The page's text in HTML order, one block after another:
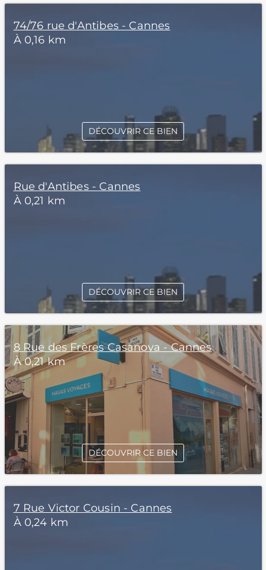
74/76 rue d'Antibes - Cannes
À 0,16 km
DÉCOUVRIR CE BIEN
Rue d'Antibes - Cannes
À 0,21 km
DÉCOUVRIR CE BIEN
8 Rue des Frères Casanova - Cannes
À 0,21 km
DÉCOUVRIR CE BIEN
7 Rue Victor Cousin - Cannes
À 0,24 km